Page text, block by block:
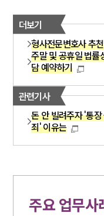
더보기
형사전문변호사 추
주말 및 공휴일 법률
담 예약하기
관련기사
돈 안 빌려주자 '통
죄' 이유는
주요 업무사